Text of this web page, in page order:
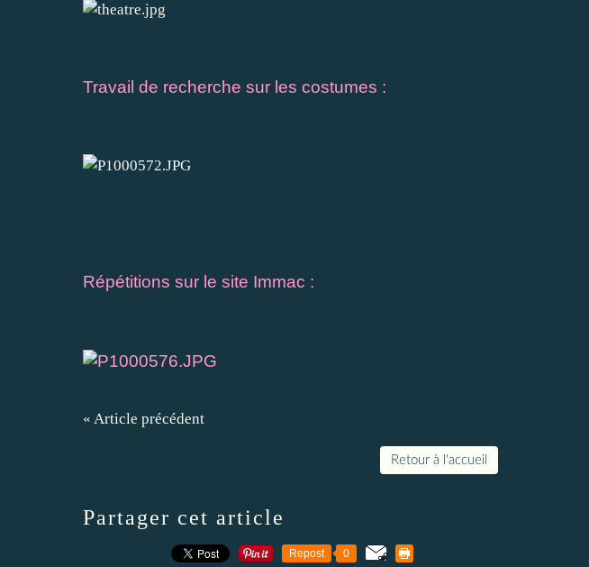
Travail de recherche sur les costumes :
Répétitions sur le site Immac :
« Article précédent
Retour à l'accueil
Partager cet article
Repost 0